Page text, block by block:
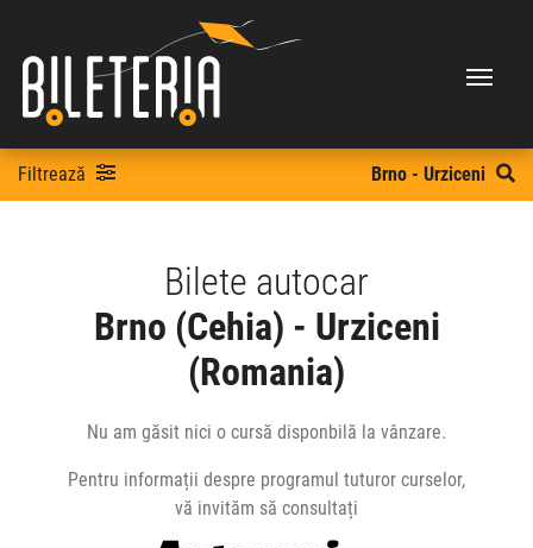
Filtrează Brno - Urziceni
Bilete autocar
Brno (Cehia) - Urziceni
(Romania)
Nu am găsit nici o cursă disponbilă la vânzare.
Pentru informații despre programul tuturor curselor,
vă invităm să consultați